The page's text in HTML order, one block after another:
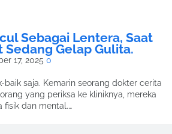
Sebagai Lentera, Saat
Gelap Gulita.
17, 2025 0
baik saja. Kemarin seorang dokter cerita
yang periksa ke kliniknya, mereka
fisik dan mental.…